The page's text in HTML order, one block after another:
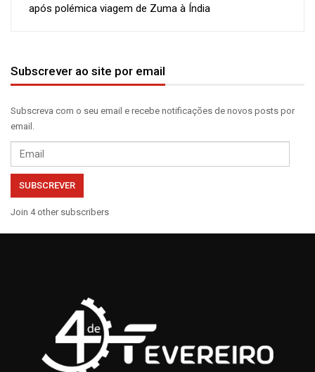
após polémica viagem de Zuma à Índia
Subscrever ao site por email
Subscreva com o seu email e recebe notificações de novos posts por
email.
Email
SUBSCREVER
Join 4 other subscribers